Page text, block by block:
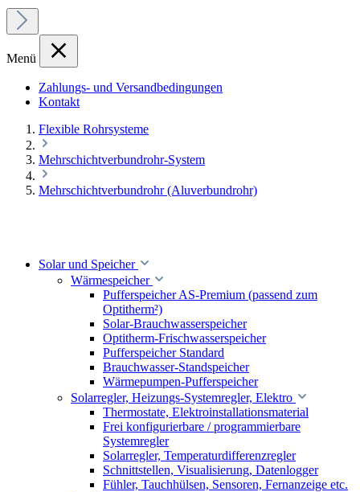
Menü
Zahlungs- und Versandbedingungen
Kontakt
Flexible Rohrsysteme
Mehrschichtverbundrohr-System
Mehrschichtverbundrohr (Aluverbundrohr)
Solar und Speicher
Wärmespeicher
Pufferspeicher AS-Premium (passend zum
Optitherm²)
Solar-Brauchwasserspeicher
Optitherm-Frischwasserspeicher
Pufferspeicher Standard
Brauchwasser-Standspeicher
Wärmepumpen-Pufferspeicher
Solarregler, Heizungs-Systemregler, Elektro
Thermostate, Elektroinstallationsmaterial
Frei konfigurierbare / programmierbare
Systemregler
Solarregler, Temperaturdifferenzregler
Schnittstellen, Visualisierung, Datenlogger
Fühler, Tauchhülsen, Sensoren, Fernanzeige etc.